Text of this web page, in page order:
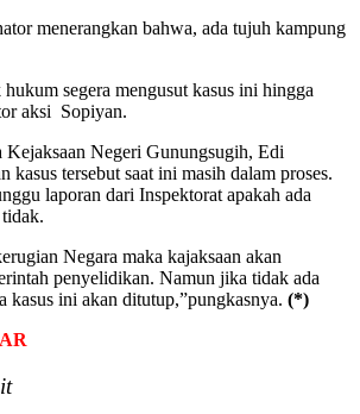
menerangkan bahwa, ada tujuh kampung
segera mengusut kasus ini hingga
aksi Sopiyan.
Kejaksaan Negeri Gunungsugih, Edi
kasus tersebut saat ini masih dalam proses.
laporan dari Inspektorat apakah ada
Negara maka kajaksaan akan
penyelidikan. Namun jika tidak ada
kasus ini akan ditutup,”pungkasnya. (*)